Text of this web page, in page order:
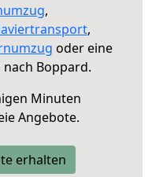
,
,
oder eine
nach Boppard.
Minuten
Angebote.
erhalten